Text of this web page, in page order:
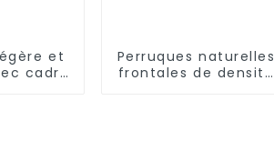
et
cadre
Perruques naturelles
frontales de densité